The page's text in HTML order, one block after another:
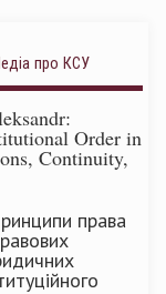
про КСУ
Order in
Continuity,
права